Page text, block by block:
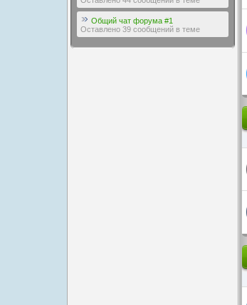
Общий чат форума #1
Оставлено 39 сообщений в теме